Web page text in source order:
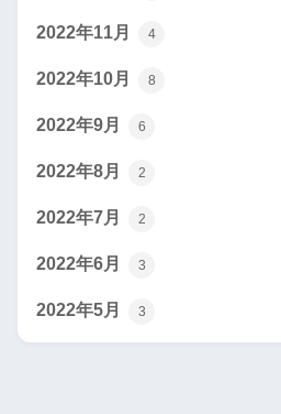
2022年11月 4
2022年10月 8
2022年9月 6
2022年8月 2
2022年7月 2
2022年6月 3
2022年5月 3